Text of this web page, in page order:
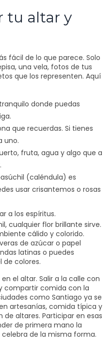
tu altar y
fácil de lo que parece. Solo
una vela, fotos de tus
que los representen. Aquí
donde puedas
que recuerdas. Si tienes
uno.
fruta, agua y algo que a
(caléndula) es
usar crisantemos o rosas
a los espíritus.
cualquier flor brillante sirve.
cálido y colorido.
de azúcar o papel
latinas o puedes
de colores.
el altar. Salir a la calle con
compartir comida con la
como Santiago ya se
artesanías, comida típica y
altares. Participar en esas
de primera mano la
de la misma forma.